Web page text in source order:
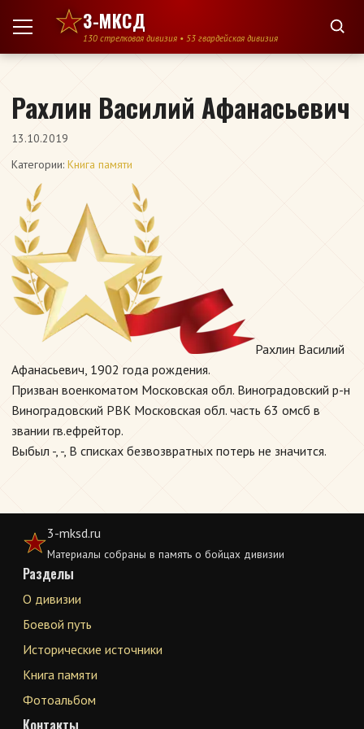
Перейти к содержимому
3-МКСД
130 стрелковая дивизия • 53 гвардейская дивизия
Рахлин Василий Афанасьевич
13.10.2019
Категории: Книга памяти
Рахлин Василий
Афанасьевич, 1902 года рождения.
Призван военкоматом Московская обл. Виноградовский р-н
Виноградовский РВК Московская обл. часть 63 омсб в
звании гв.ефрейтор.
Выбыл -, -, В списках безвозвратных потерь не значится.
3-mksd.ru
Материалы собраны в память о бойцах дивизии
Разделы
О дивизии
Боевой путь
Исторические источники
Книга памяти
Фотоальбом
Контакты